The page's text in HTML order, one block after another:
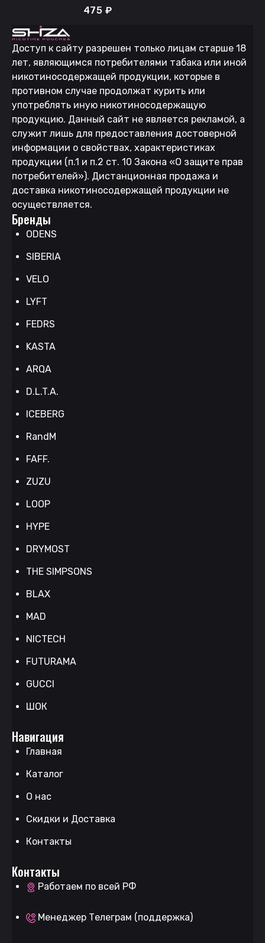
475 ₽
Доступ к сайту разрешен только лицам старше 18
лет, являющимся потребителями табака или иной
никотиносодержащей продукции, которые в
противном случае продолжат курить или
употреблять иную никотиносодержащую
продукцию. Данный сайт не является рекламой, а
служит лишь для предоставления достоверной
информации о свойствах, характеристиках
продукции (п.1 и п.2 ст. 10 Закона «О защите прав
потребителей»). Дистанционная продажа и
доставка никотиносодержащей продукции не
осуществляется.
Бренды
ODENS
SIBERIA
VELO
LYFT
FEDRS
KASTA
ARQA
D.L.T.A.
ICEBERG
RandM
FAFF.
ZUZU
LOOP
HYPE
DRYMOST
THE SIMPSONS
BLAX
MAD
NICTECH
FUTURAMA
GUCCI
ШОК
Навигация
Главная
Каталог
О нас
Скидки и Доставка
Контакты
Контакты
Работаем по всей РФ
Менеджер Телеграм (поддержка)